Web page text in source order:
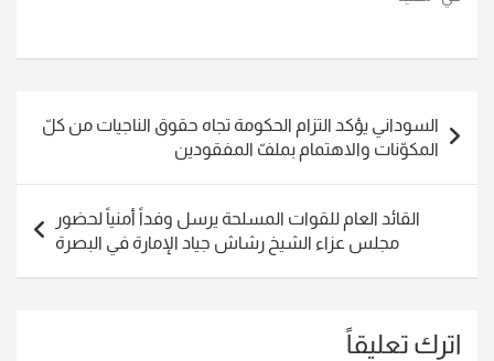
المقالات
السوداني يؤكد التزام الحكومة تجاه حقوق الناجيات من كلّ
المكوّنات والاهتمام بملفّ المفقودين
القائد العام للقوات المسلحة يرسل وفداً أمنياً لحضور
مجلس عزاء الشيخ رشاش جياد الإمارة في البصرة
اترك تعليقاً